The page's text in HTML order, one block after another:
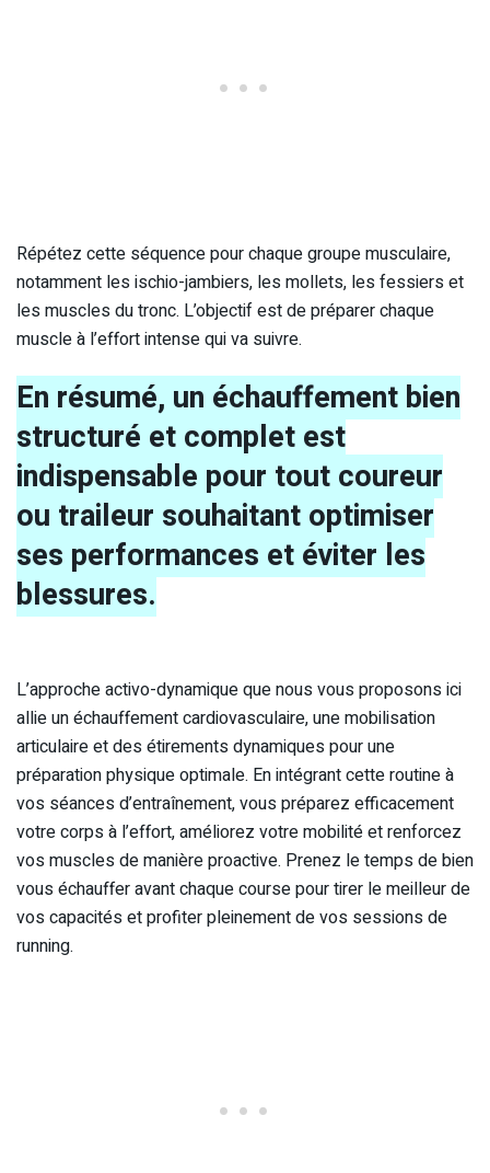
Répétez cette séquence pour chaque groupe musculaire,
notamment les ischio-jambiers, les mollets, les fessiers et
les muscles du tronc. L’objectif est de préparer chaque
muscle à l’effort intense qui va suivre.
En résumé, un échauffement bien
structuré et complet est
indispensable pour tout coureur
ou traileur souhaitant optimiser
ses performances et éviter les
blessures.
L’approche activo-dynamique que nous vous proposons ici
allie un échauffement cardiovasculaire, une mobilisation
articulaire et des étirements dynamiques pour une
préparation physique optimale. En intégrant cette routine à
vos séances d’entraînement, vous préparez efficacement
votre corps à l’effort, améliorez votre mobilité et renforcez
vos muscles de manière proactive. Prenez le temps de bien
vous échauffer avant chaque course pour tirer le meilleur de
vos capacités et profiter pleinement de vos sessions de
running.